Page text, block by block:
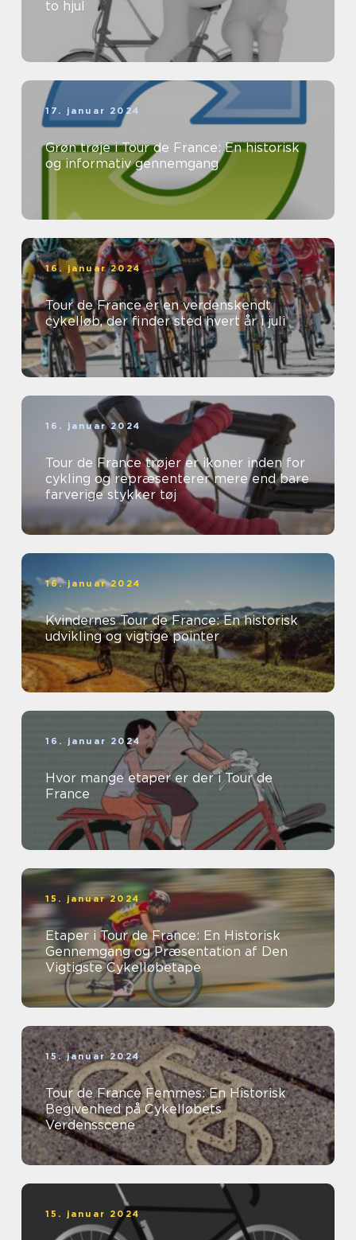
to hjul
17. januar 2024
Grøn trøje i Tour de France: En historisk
og informativ gennemgang
16. januar 2024
Tour de France er en verdenskendt
cykelløb, der finder sted hvert år i juli
16. januar 2024
Tour de France trøjer er ikoner inden for
cykling og repræsenterer mere end bare
farverige stykker tøj
16. januar 2024
Kvindernes Tour de France: En historisk
udvikling og vigtige pointer
16. januar 2024
Hvor mange etaper er der i Tour de
France
15. januar 2024
Etaper i Tour de France: En Historisk
Gennemgang og Præsentation af Den
Vigtigste Cykelløbetape
15. januar 2024
Tour de France Femmes: En Historisk
Begivenhed på Cykelløbets
Verdensscene
15. januar 2024